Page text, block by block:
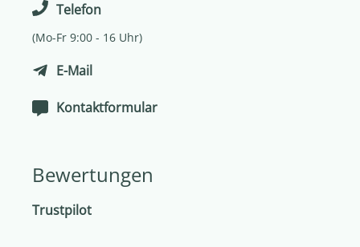
Telefon
(Mo-Fr 9:00 - 16 Uhr)
E-Mail
Kontaktformular
Bewertungen
Trustpilot